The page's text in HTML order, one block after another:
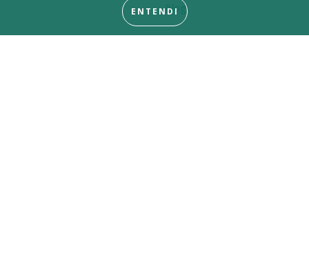
ENTENDIBlog